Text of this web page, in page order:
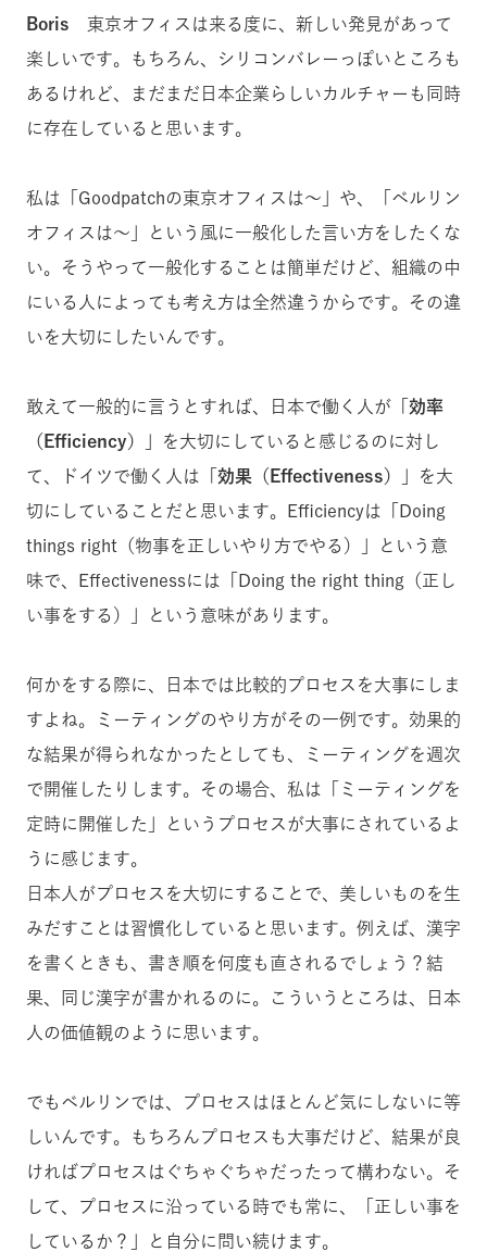
Boris 東京オフィスは来る度に、新しい発見があって
楽しいです。もちろん、シリコンバレーっぽいところも
あるけれど、まだまだ日本企業らしいカルチャーも同時
に存在していると思います。
私は「Goodpatchの東京オフィスは〜」や、「ベルリン
オフィスは〜」という風に一般化した言い方をしたくな
い。そうやって一般化することは簡単だけど、組織の中
にいる人によっても考え方は全然違うからです。その違
いを大切にしたいんです。
敢えて一般的に言うとすれば、日本で働く人が「 効率
（Efficiency）
」を大切にしていると感じるのに対し
て、ドイツで働く人は「 効果（Effectiveness）
」を大
切にしていることだと思います。Efficiencyは「Doing
things right（物事を正しいやり方でやる）」という意
味で、Effectivenessには「Doing the right thing（正し
い事をする）」という意味があります。
何かをする際に、日本では比較的プロセスを大事にしま
すよね。ミーティングのやり方がその一例です。効果的
な結果が得られなかったとしても、ミーティングを週次
で開催したりします。その場合、私は「ミーティングを
定時に開催した」というプロセスが大事にされているよ
うに感じます。
日本人がプロセスを大切にすることで、美しいものを生
みだすことは習慣化していると思います。例えば、漢字
を書くときも、書き順を何度も直されるでしょう？結
果、同じ漢字が書かれるのに。こういうところは、日本
人の価値観のように思います。
でもベルリンでは、プロセスはほとんど気にしないに等
しいんです。もちろんプロセスも大事だけど、結果が良
ければプロセスはぐちゃぐちゃだったって構わない。そ
して、プロセスに沿っている時でも常に、「正しい事を
しているか？」と自分に問い続けます。